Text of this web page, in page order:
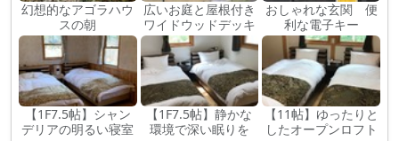
幻想的なアゴラハウ
スの朝
広いお庭と屋根付き
ワイドウッドデッキ
おしゃれな玄関 便
利な電子キー
【1F7.5帖】シャン
デリアの明るい寝室
【1F7.5帖】静かな
環境で深い眠りを
【11帖】ゆったりと
したオープンロフト